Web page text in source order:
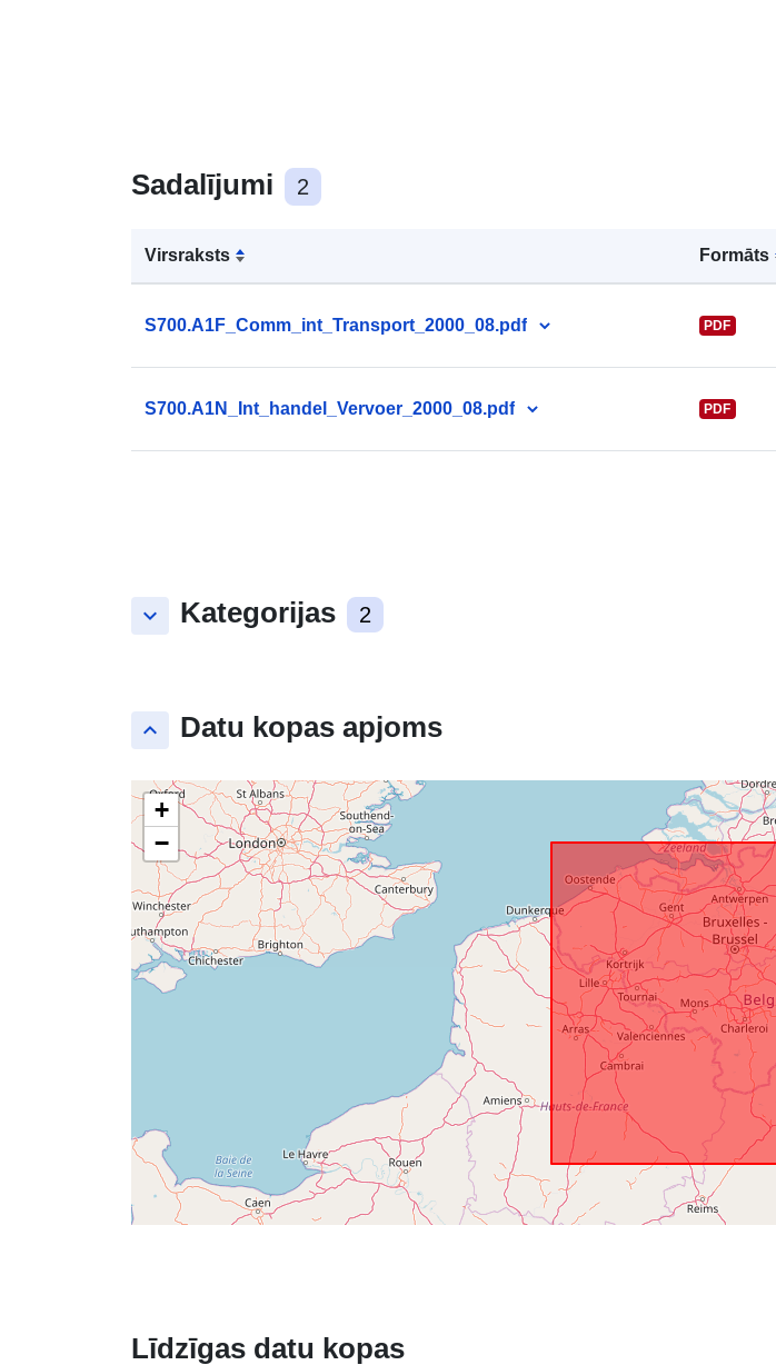
Sadalījumi 2
Virsraksts Formāts
S700.A1F_Comm_int_Transport_2000_08.pdf PDF
S700.A1N_Int_handel_Vervoer_2000_08.pdf PDF
keyboard_arrow_down Kategorijas 2
keyboard_arrow_up Datu kopas apjoms
+
−
Līdzīgas datu kopas